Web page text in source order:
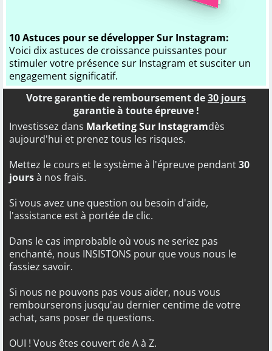
10 Astuces pour se développer Sur Instagram:
Voici dix astuces de croissance puissantes pour
stimuler votre présence sur Instagram et susciter un
engagement significatif.
Votre garantie de remboursement de30 jours
garantie à toute épreuve !
Investissez dans Marketing Sur Instagramdès
aujourd'hui et prenez tous les risques.
Mettez le cours et le système à l'épreuve pendant30
joursà nos frais.
Si vous avez une question ou besoin d'aide,
l'assistance est à portée de clic.
Dans le cas improbable où vous ne seriez pas
enchanté, nous INSISTONS pour que vous nous le
fassiez savoir.
Si nous ne pouvons pas vous aider, nous vous
rembourserons jusqu'au dernier centime de votre
achat, sans poser de questions.
OUI ! Vous êtes couvert de A à Z.